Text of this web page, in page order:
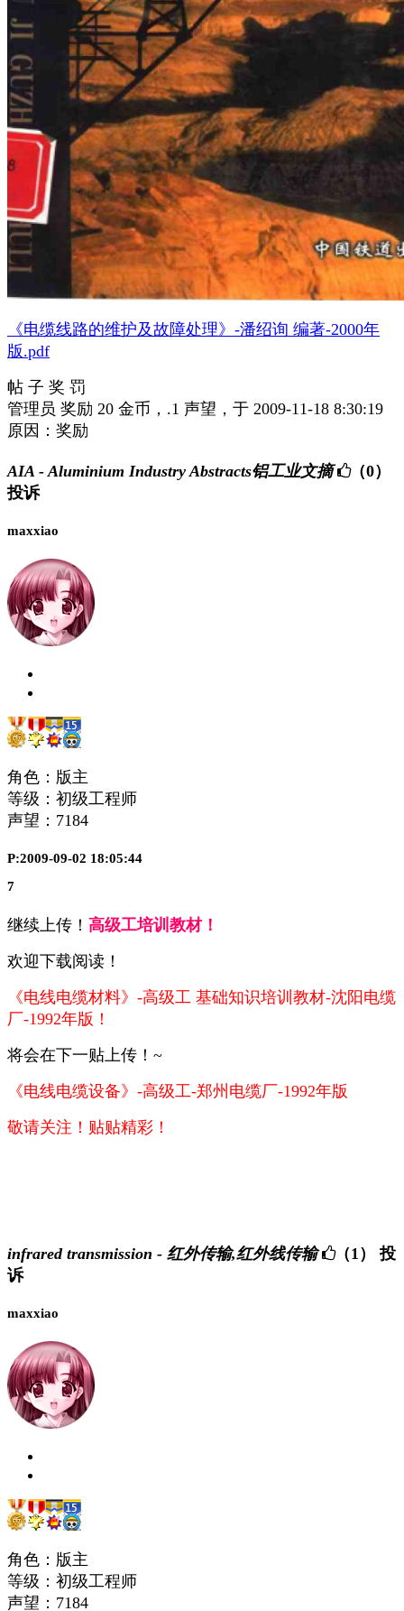
《电缆线路的维护及故障处理》-潘绍询 编著-2000年
版.pdf
帖 子 奖 罚
管理员 奖励 20 金币，.1 声望，于 2009-11-18 8:30:19
原因：奖励
AIA - Aluminium Industry Abstracts铝工业文摘
（0）
投诉
maxxiao
角色：版主
等级：初级工程师
声望： 7184
P:2009-09-02 18:05:44
7
继续上传！ 高级工培训教材！
欢迎下载阅读！
《电线电缆材料》-高级工 基础知识培训教材-沈阳电缆
厂-1992年版！
将会在下一贴上传！~
《电线电缆设备》-高级工-郑州电缆厂-1992年版
敬请关注！ 贴贴精彩！
infrared transmission - 红外传输,红外线传输 （1）
投
诉
maxxiao
角色：版主
等级：初级工程师
声望： 7184